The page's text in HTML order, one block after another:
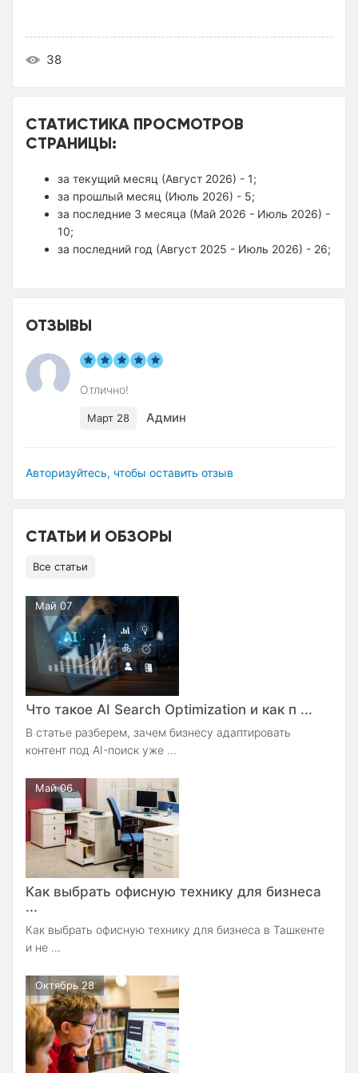
38
СТАТИСТИКА ПРОСМОТРОВ
СТРАНИЦЫ:
за текущий месяц (Август 2026) - 1;
за прошлый месяц (Июль 2026) - 5;
за последние 3 месяца (Май 2026 - Июль 2026) -
10;
за последний год (Август 2025 - Июль 2026) - 26;
ОТЗЫВЫ
Отлично!
Март 28 Админ
Авторизуйтесь, чтобы оставить отзыв
СТАТЬИ И ОБЗОРЫ
Все статьи
Май 07
Что такое AI Search Optimization и как п ...
В статье разберем, зачем бизнесу адаптировать
контент под AI-поиск уже ...
Май 06
Как выбрать офисную технику для бизнеса
...
Как выбрать офисную технику для бизнеса в Ташкенте
и не ...
Октябрь 28